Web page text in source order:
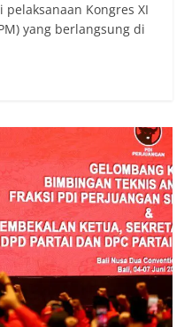
Kongres XI
yang berlangsung di